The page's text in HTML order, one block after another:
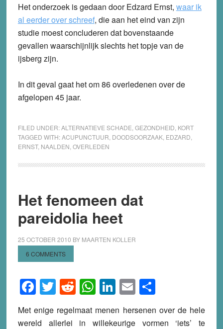
Het onderzoek is gedaan door Edzard Ernst, waar ik
al eerder over schreef, die aan het eind van zijn
studie moest concluderen dat bovenstaande
gevallen waarschijnlijk slechts het topje van de
ijsberg zijn.
In dit geval gaat het om 86 overledenen over de
afgelopen 45 jaar.
FILED UNDER:ALTERNATIEVE SCHADE GEZONDHEID KORT
TAGGED WITH:ACUPUNCTUUR DOODSOORZAAK, EDZARD
ERNST, NAALDEN OVERLEDEN
Het fenomeen dat
pareidolia heet
25 OCTOBER 2010 BY MAARTEN KOLLER
6 COMMENTS
Facebook
Twitter
Reddit
WhatsApp
LinkedIn
EmailShare
Met enige regelmaat menen hersenen over de hele
wereld allerlei in willekeurige vormen ‘iets’ te